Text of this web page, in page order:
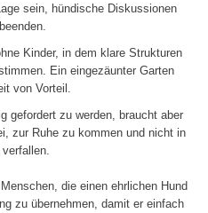
sein, hündische Diskussionen
Kinder, in dem klare Strukturen
Ein eingezäunter Garten
von Vorteil.
gefordert zu werden, braucht aber
zur Ruhe zu kommen und nicht in
die einen ehrlichen Hund
zu übernehmen, damit er einfach